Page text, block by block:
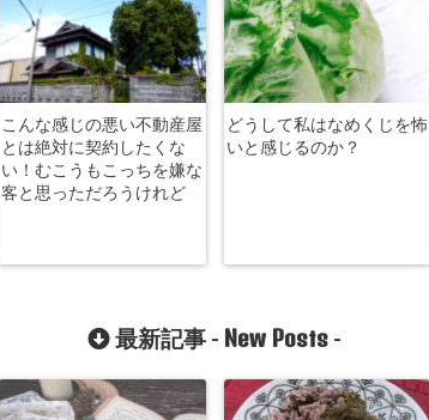
こんな感じの悪い不動産屋
とは絶対に契約したくな
い！むこうもこっちを嫌な
客と思っただろうけれど
どうして私はなめくじを怖
いと感じるのか？
最新記事 - New Posts -